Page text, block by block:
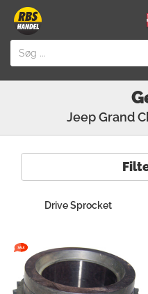
JeepGrand
Drive Sprocket